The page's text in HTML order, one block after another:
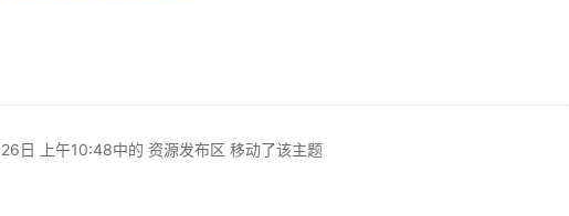
日 上午10:48中的 资源发布区 移动了该主题